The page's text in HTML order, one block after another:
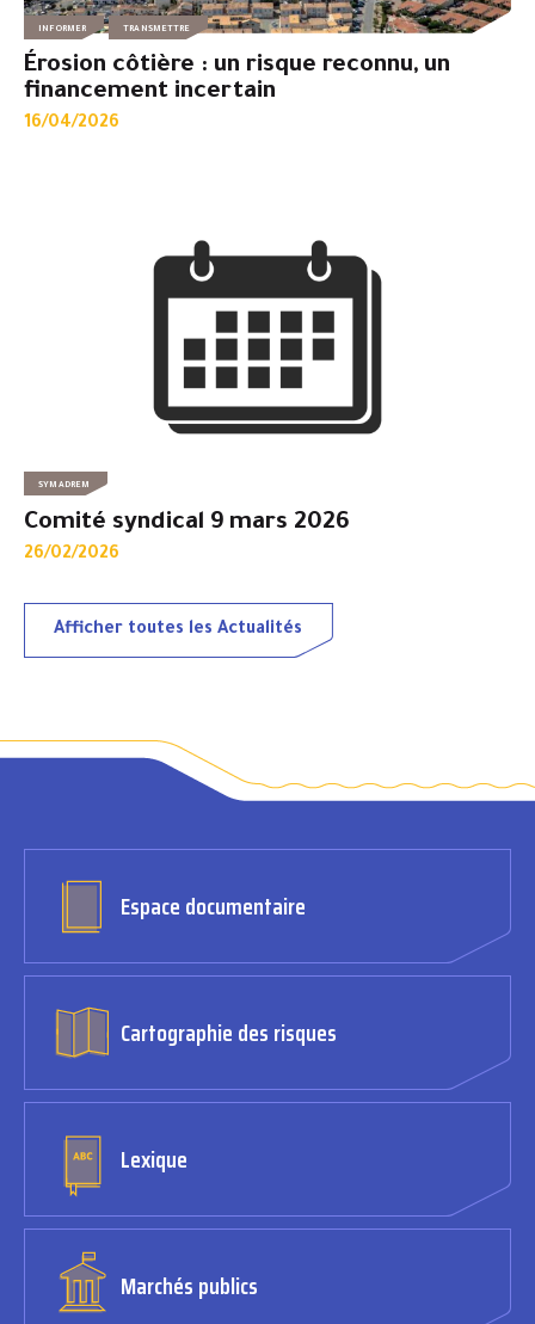
INFORMER TRANSMETTRE
Érosion côtière : un risque reconnu, un
financement incertain
16/04/2026
SYMADREM
Comité syndical 9 mars 2026
26/02/2026
Afficher toutes les Actualités
Espace documentaire
Cartographie des risques
Lexique
Marchés publics